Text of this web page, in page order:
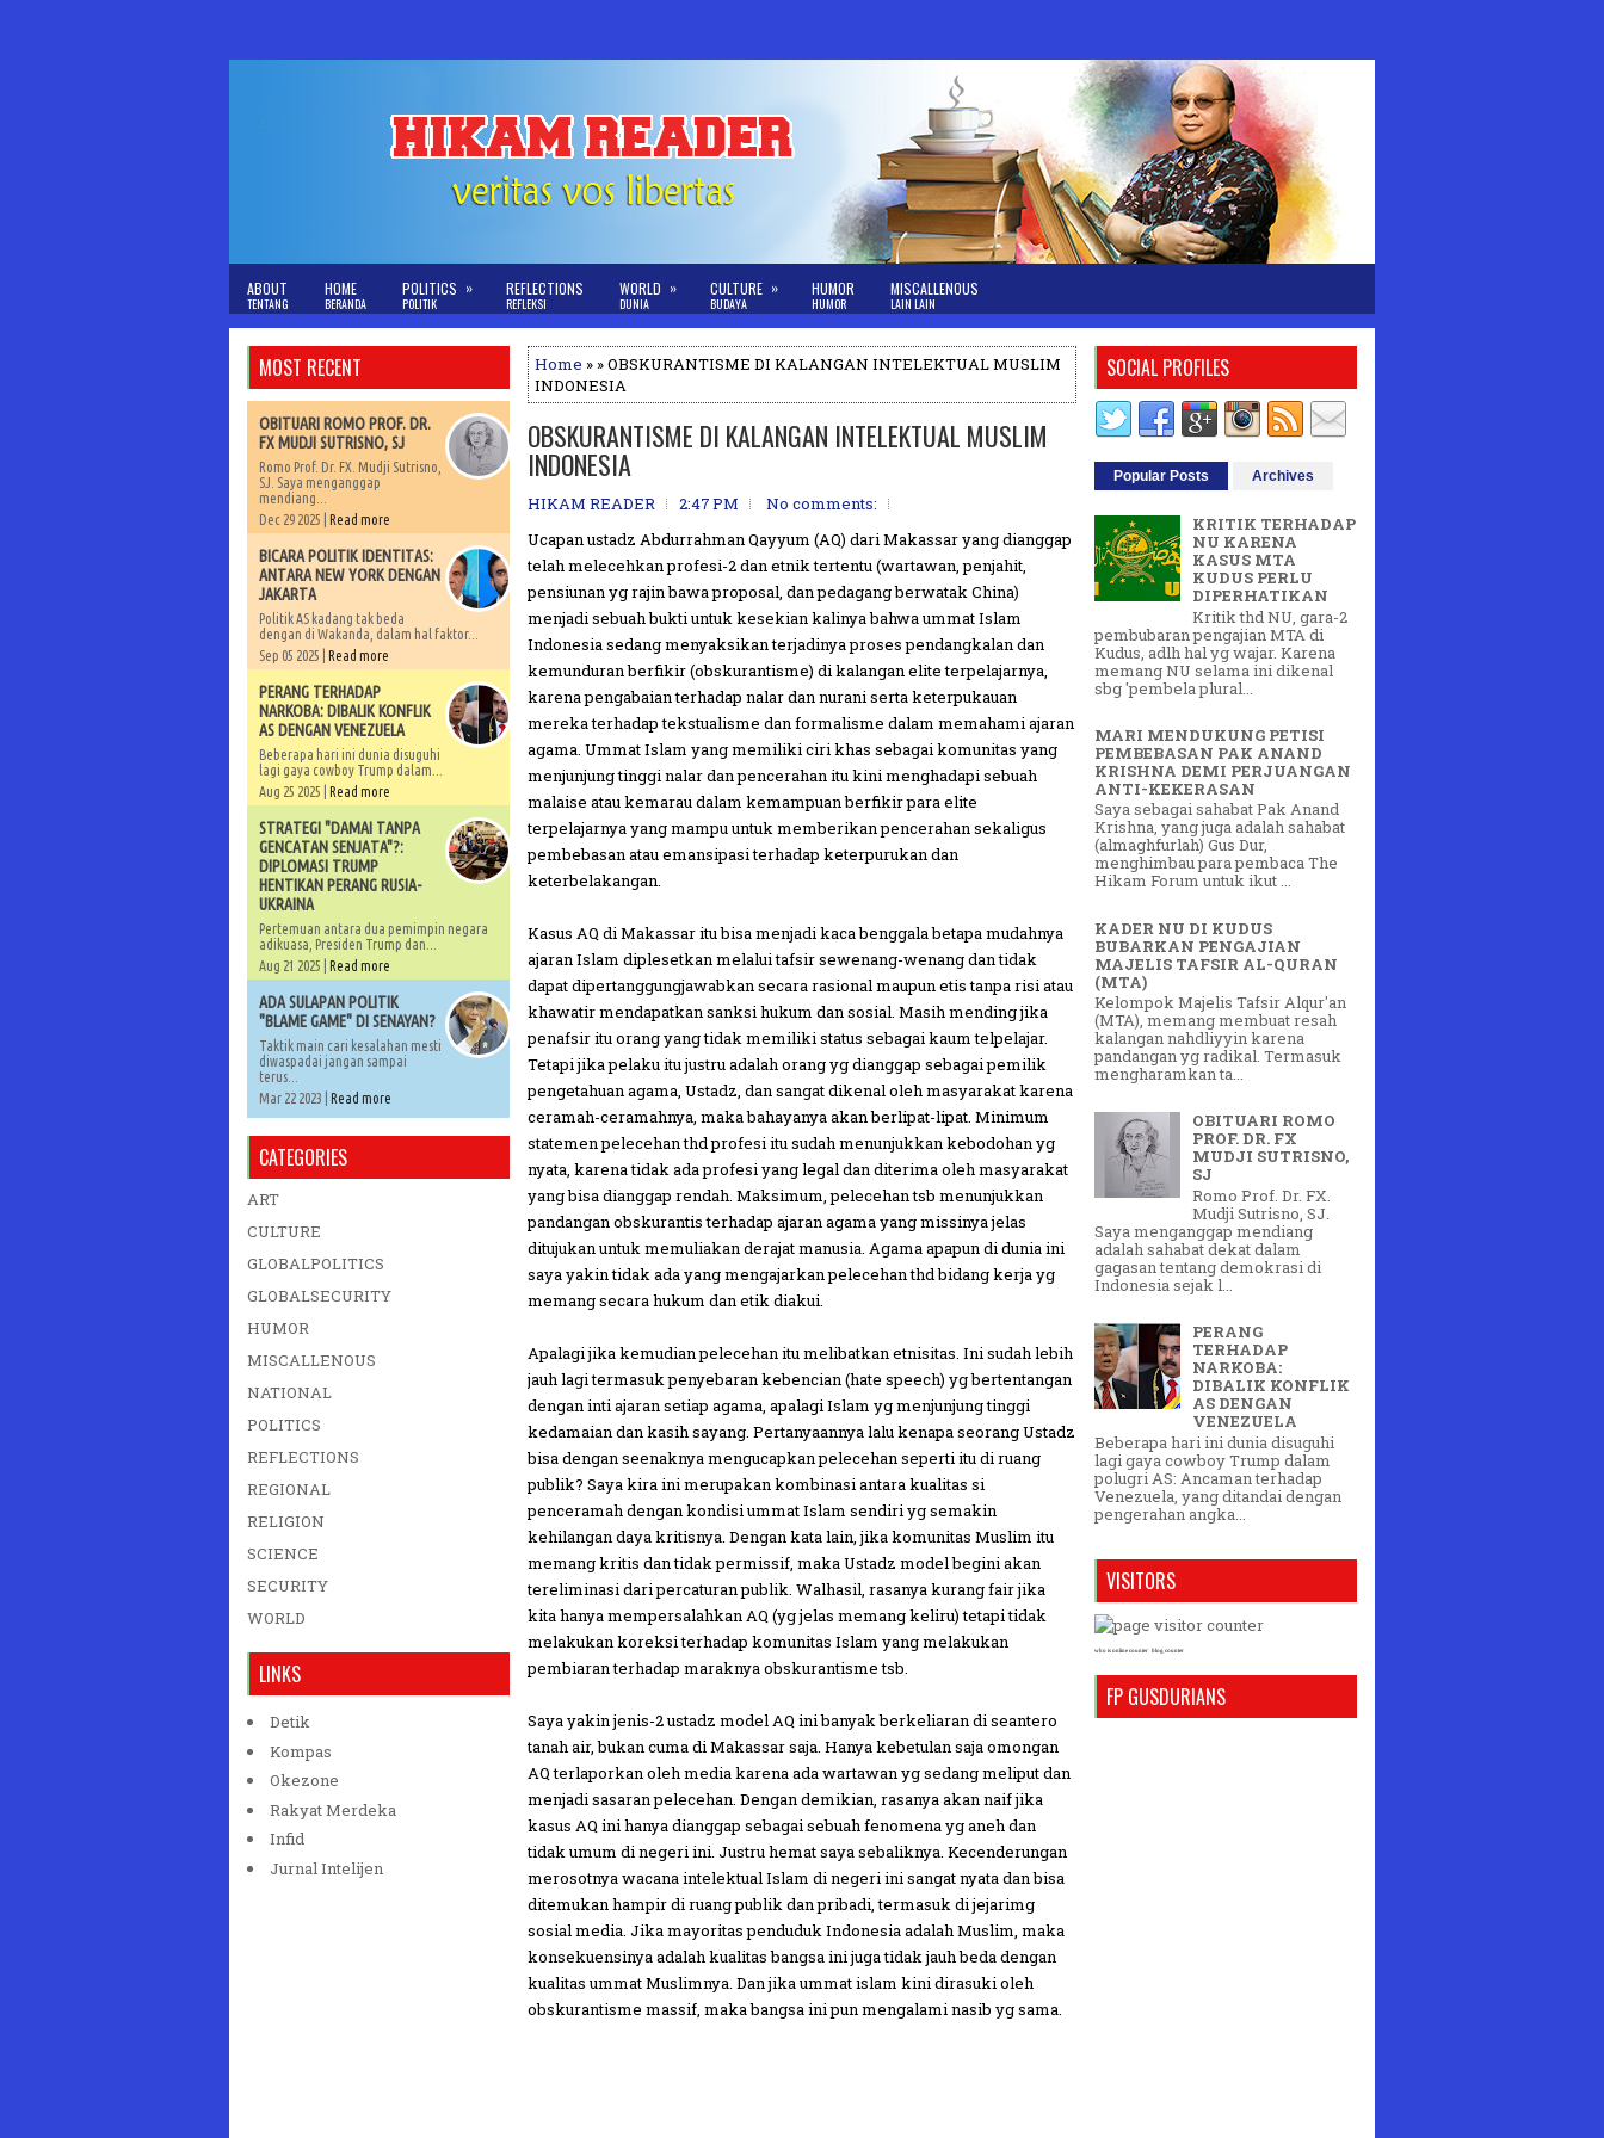
ABOUT
TENTANG
HOME
BERANDA
POLITICS
POLITIK
» REFLECTIONS
REFLEKSI
WORLD
DUNIA
» CULTURE
BUDAYA
» HUMOR
HUMOR
MISCALLENOUS
LAIN LAIN
Home » » OBSKURANTISME DI KALANGAN INTELEKTUAL MUSLIM
INDONESIA
OBSKURANTISME DI KALANGAN INTELEKTUAL MUSLIM
INDONESIA
HIKAM READER 2:47 PM
No comments:
Ucapan ustadz Abdurrahman Qayyum (AQ) dari Makassar yang dianggap
telah melecehkan profesi-2 dan etnik tertentu (wartawan, penjahit,
pensiunan yg rajin bawa proposal, dan pedagang berwatak China)
menjadi sebuah bukti untuk kesekian kalinya bahwa ummat Islam
Indonesia sedang menyaksikan terjadinya proses pendangkalan dan
kemunduran berfikir (obskurantisme) di kalangan elite terpelajarnya,
karena pengabaian terhadap nalar dan nurani serta keterpukauan
mereka terhadap tekstualisme dan formalisme dalam memahami ajaran
agama. Ummat Islam yang memiliki ciri khas sebagai komunitas yang
menjunjung tinggi nalar dan pencerahan itu kini menghadapi sebuah
malaise atau kemarau dalam kemampuan berfikir para elite
terpelajarnya yang mampu untuk memberikan pencerahan sekaligus
pembebasan atau emansipasi terhadap keterpurukan dan
keterbelakangan.
Kasus AQ di Makassar itu bisa menjadi kaca benggala betapa mudahnya
ajaran Islam diplesetkan melalui tafsir sewenang-wenang dan tidak
dapat dipertanggungjawabkan secara rasional maupun etis tanpa risi atau
khawatir mendapatkan sanksi hukum dan sosial. Masih mending jika
penafsir itu orang yang tidak memiliki status sebagai kaum telpelajar.
Tetapi jika pelaku itu justru adalah orang yg dianggap sebagai pemilik
pengetahuan agama, Ustadz, dan sangat dikenal oleh masyarakat karena
ceramah-ceramahnya, maka bahayanya akan berlipat-lipat. Minimum
statemen pelecehan thd profesi itu sudah menunjukkan kebodohan yg
nyata, karena tidak ada profesi yang legal dan diterima oleh masyarakat
yang bisa dianggap rendah. Maksimum, pelecehan tsb menunjukkan
pandangan obskurantis terhadap ajaran agama yang missinya jelas
ditujukan untuk memuliakan derajat manusia. Agama apapun di dunia ini
saya yakin tidak ada yang mengajarkan pelecehan thd bidang kerja yg
memang secara hukum dan etik diakui.
Apalagi jika kemudian pelecehan itu melibatkan etnisitas. Ini sudah lebih
jauh lagi termasuk penyebaran kebencian (hate speech) yg bertentangan
dengan inti ajaran setiap agama, apalagi Islam yg menjunjung tinggi
kedamaian dan kasih sayang. Pertanyaannya lalu kenapa seorang Ustadz
bisa dengan seenaknya mengucapkan pelecehan seperti itu di ruang
publik? Saya kira ini merupakan kombinasi antara kualitas si
penceramah dengan kondisi ummat Islam sendiri yg semakin
kehilangan daya kritisnya. Dengan kata lain, jika komunitas Muslim itu
memang kritis dan tidak permissif, maka Ustadz model begini akan
tereliminasi dari percaturan publik. Walhasil, rasanya kurang fair jika
kita hanya mempersalahkan AQ (yg jelas memang keliru) tetapi tidak
melakukan koreksi terhadap komunitas Islam yang melakukan
pembiaran terhadap maraknya obskurantisme tsb.
Saya yakin jenis-2 ustadz model AQ ini banyak berkeliaran di seantero
tanah air, bukan cuma di Makassar saja. Hanya kebetulan saja omongan
AQ terlaporkan oleh media karena ada wartawan yg sedang meliput dan
menjadi sasaran pelecehan. Dengan demikian, rasanya akan naif jika
kasus AQ ini hanya dianggap sebagai sebuah fenomena yg aneh dan
tidak umum di negeri ini. Justru hemat saya sebaliknya. Kecenderungan
merosotnya wacana intelektual Islam di negeri ini sangat nyata dan bisa
ditemukan hampir di ruang publik dan pribadi, termasuk di jejarimg
sosial media. Jika mayoritas penduduk Indonesia adalah Muslim, maka
konsekuensinya adalah kualitas bangsa ini juga tidak jauh beda dengan
kualitas ummat Muslimnya. Dan jika ummat islam kini dirasuki oleh
obskurantisme massif, maka bangsa ini pun mengalami nasib yg sama.
MOST RECENT
OBITUARI ROMO PROF. DR.
FX MUDJI SUTRISNO, SJ
Romo Prof. Dr. FX. Mudji Sutrisno,
SJ. Saya menganggap
mendiang...
Dec 29 2025 | Read more
BICARA POLITIK IDENTITAS:
ANTARA NEW YORK DENGAN
JAKARTA
Politik AS kadang tak beda
dengan di Wakanda, dalam hal faktor...
Sep 05 2025 | Read more
PERANG TERHADAP
NARKOBA: DIBALIK KONFLIK
AS DENGAN VENEZUELA
Beberapa hari ini dunia disuguhi
lagi gaya cowboy Trump dalam...
Aug 25 2025 | Read more
STRATEGI "DAMAI TANPA
GENCATAN SENJATA"?:
DIPLOMASI TRUMP
HENTIKAN PERANG RUSIA-
UKRAINA
Pertemuan antara dua pemimpin negara
adikuasa, Presiden Trump dan...
Aug 21 2025 | Read more
ADA SULAPAN POLITIK
"BLAME GAME" DI SENAYAN?
Taktik main cari kesalahan mesti
diwaspadai jangan sampai
terus...
Mar 22 2023 | Read more
CATEGORIES
ART
CULTURE
GLOBALPOLITICS
GLOBALSECURITY
HUMOR
MISCALLENOUS
NATIONAL
POLITICS
REFLECTIONS
REGIONAL
RELIGION
SCIENCE
SECURITY
WORLD
LINKS
Detik
Kompas
Okezone
Rakyat Merdeka
Infid
Jurnal Intelijen
SOCIAL PROFILES
Popular Posts Archives
KRITIK TERHADAP
NU KARENA
KASUS MTA
KUDUS PERLU
DIPERHATIKAN
Kritik thd NU, gara-2
pembubaran pengajian MTA di
Kudus, adlh hal yg wajar. Karena
memang NU selama ini dikenal
sbg 'pembela plural...
MARI MENDUKUNG PETISI
PEMBEBASAN PAK ANAND
KRISHNA DEMI PERJUANGAN
ANTI-KEKERASAN
Saya sebagai sahabat Pak Anand
Krishna, yang juga adalah sahabat
(almaghfurlah) Gus Dur,
menghimbau para pembaca The
Hikam Forum untuk ikut ...
KADER NU DI KUDUS
BUBARKAN PENGAJIAN
MAJELIS TAFSIR AL-QURAN
(MTA)
Kelompok Majelis Tafsir Alqur'an
(MTA), memang membuat resah
kalangan nahdliyyin karena
pandangan yg radikal. Termasuk
mengharamkan ta...
OBITUARI ROMO
PROF. DR. FX
MUDJI SUTRISNO,
SJ
Romo Prof. Dr. FX.
Mudji Sutrisno, SJ.
Saya menganggap mendiang
adalah sahabat dekat dalam
gagasan tentang demokrasi di
Indonesia sejak l...
PERANG
TERHADAP
NARKOBA:
DIBALIK KONFLIK
AS DENGAN
VENEZUELA
Beberapa hari ini dunia disuguhi
lagi gaya cowboy Trump dalam
polugri AS: Ancaman terhadap
Venezuela, yang ditandai dengan
pengerahan angka...
VISITORS
who is online counter blog counter
FP GUSDURIANS